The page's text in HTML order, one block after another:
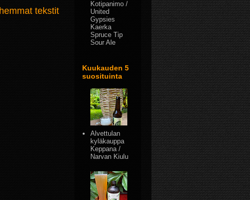
tekstit
Kotipanimo /
United
Gypsies
Kaerka
Spruce Tip
Sour Ale
Kuukauden 5
suosituinta
Alvettulan
kyläkauppa
Keppana /
Narvan Kiulu